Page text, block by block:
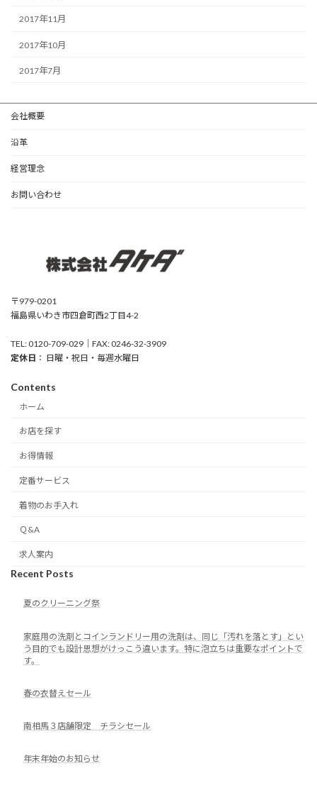
2017年11月
2017年10月
2017年7月
会社概要
沿革
経営理念
お問い合わせ
〒979-0201
福島県いわき市四倉町西2丁目4-2
TEL: 0120-709-029｜FAX: 0246-32-3909
定休日 ： 日曜・祝日・毎週水曜日
Contents
ホーム
お店を探す
お得情報
定番サービス
着物のお手入れ
Ｑ&A
求人案内
Recent Posts
夏のクリーニング祭
家庭用の洗剤とコインランドリー用の洗剤は、同じ「汚れを落とす」とい
う目的でも設計思想がけっこう違います。特に泡立ちは重要なポイントで
す。
春の衣替えセール
南相馬３店舗限定 チラシセール
年末年始のお知らせ